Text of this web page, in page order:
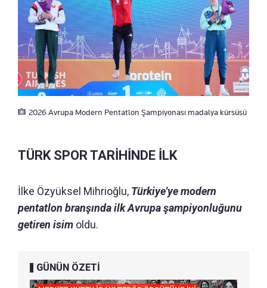
2026 Avrupa Modern Pentatlon Şampiyonası madalya kürsüsü
TÜRK SPOR TARİHİNDE İLK
İlke Özyüksel Mihrioğlu, Türkiye'ye modern
pentatlon branşında ilk Avrupa şampiyonluğunu
getiren isim oldu.
GÜNÜN ÖZETİ